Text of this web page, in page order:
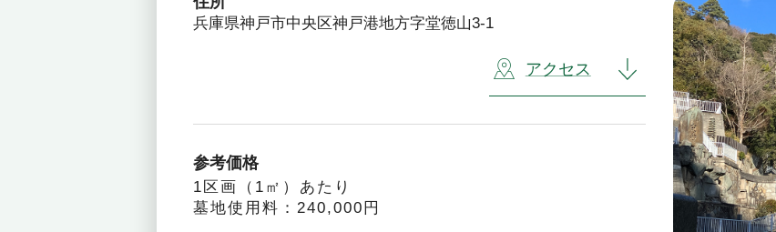
兵庫県神戸市中央区神戸港地方字堂徳山3-1
アクセス
参考価格
1区画（1㎡）あたり
墓地使用料：240,000円